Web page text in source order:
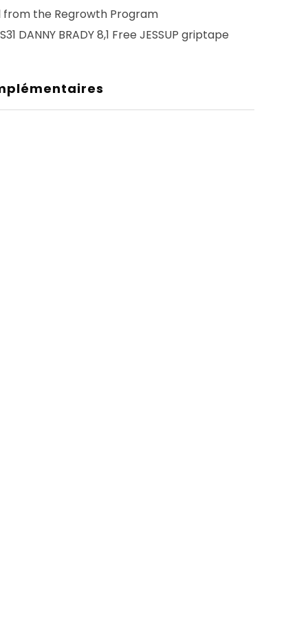
from the Regrowth Program
DANNY BRADY 8,1 Free JESSUP griptape